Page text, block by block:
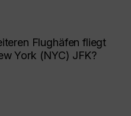
Flughäfen fliegt
York (NYC) JFK?